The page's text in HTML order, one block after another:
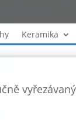
Keramika